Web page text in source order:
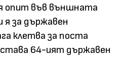
опит във външната
я за държавен
клетва за поста
64-ият държавен